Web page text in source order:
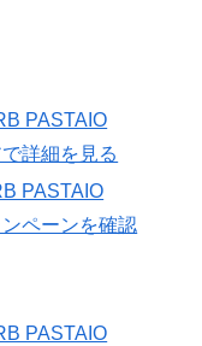
PASTAIO
詳細を見る
PASTAIO
ペーンを確認
PASTAIO